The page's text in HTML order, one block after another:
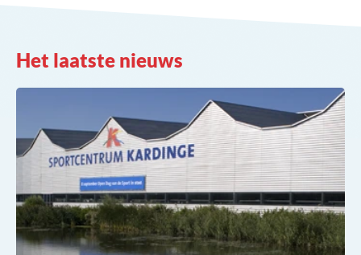
Het laatste nieuws